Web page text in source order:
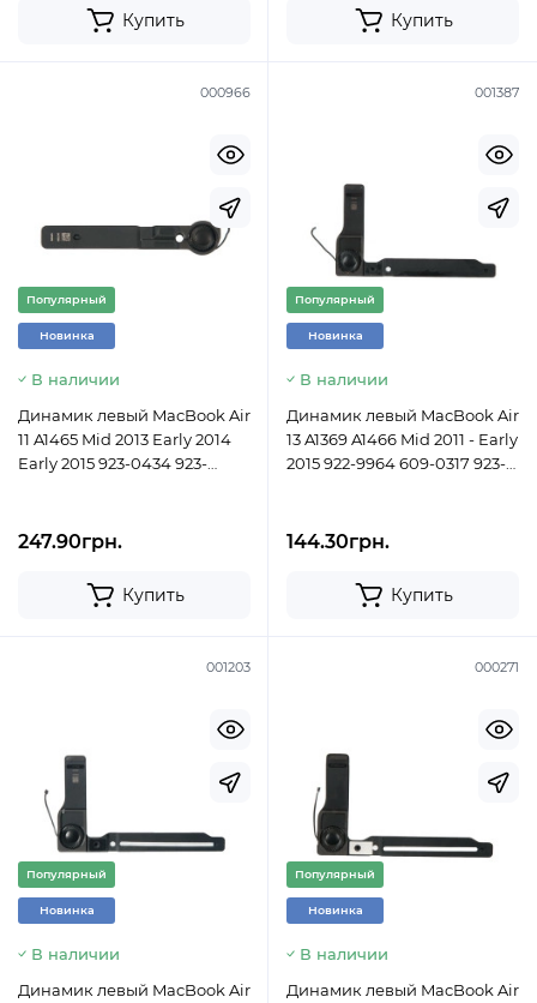
Купить Купить
000966
Популярный
Новинка
В наличии
Динамик левый MacBook Air
11 A1465 Mid 2013 Early 2014
Early 2015 923-0434 923-
247.90грн.
Купить
001387
Популярный
Новинка
В наличии
Динамик левый MacBook Air
13 A1369 A1466 Mid 2011 - Early
2015 922-9964 609-0317 923-
144.30грн.
Купить
001203
Популярный
Новинка
В наличии
Динамик левый MacBook Air
000271
Популярный
Новинка
В наличии
Динамик левый MacBook Air